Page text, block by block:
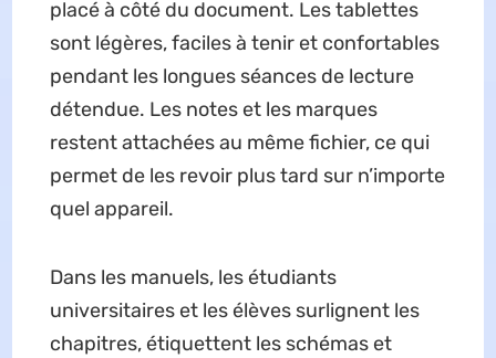
placé à côté du document. Les tablettes
sont légères, faciles à tenir et confortables
pendant les longues séances de lecture
détendue. Les notes et les marques
restent attachées au même fichier, ce qui
permet de les revoir plus tard sur n’importe
quel appareil.
Dans les manuels, les étudiants
universitaires et les élèves surlignent les
chapitres, étiquettent les schémas et